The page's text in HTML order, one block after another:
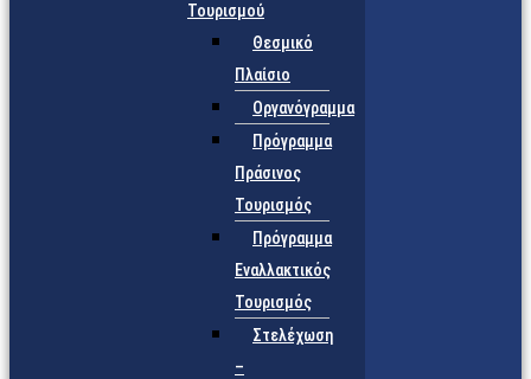
Τουρισμού
Θεσμικό
Πλαίσιο
Οργανόγραμμα
Πρόγραμμα
Πράσινος
Τουρισμός
Πρόγραμμα
Εναλλακτικός
Τουρισμός
Στελέχωση
–